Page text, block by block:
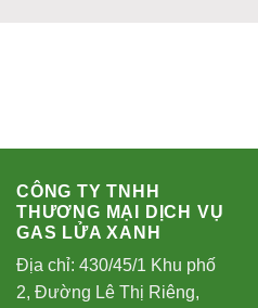
CÔNG TY TNHH
THƯƠNG MẠI DỊCH VỤ
GAS LỬA XANH
Địa chỉ: 430/45/1 Khu phố
2, Đường Lê Thị Riêng,